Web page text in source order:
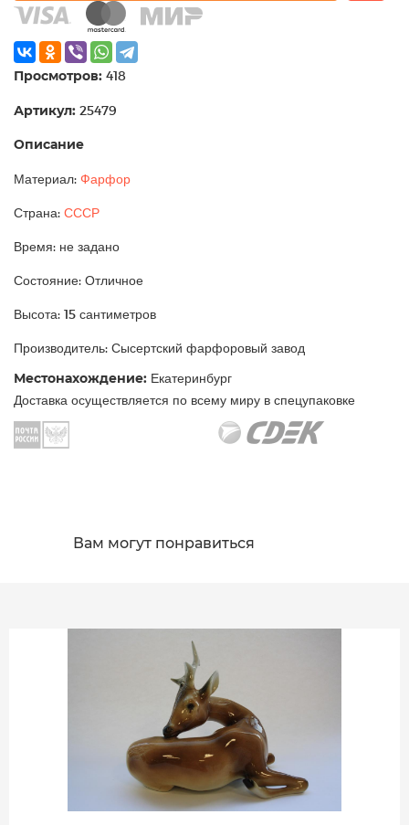
Просмотров: 418
Артикул: 25479
Описание
Материал: Фарфор
Страна: СССР
Время: не задано
Состояние: Отличное
Высота: 15 сантиметров
Производитель: Сысертский фарфоровый завод
Местонахождение: Екатеринбург
Доставка осуществляется по всему миру в спецупаковке
Вам могут понравиться